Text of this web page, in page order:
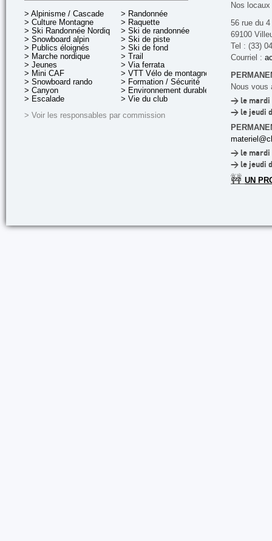
> Alpinisme / Cascade
> Culture Montagne
> Ski Randonnée Nordique
> Snowboard alpin
> Publics éloignés
> Marche nordique
> Jeunes
> Mini CAF
> Snowboard rando
> Canyon
> Escalade
> Randonnée
> Raquette
> Ski de randonnée
> Ski de piste
> Ski de fond
> Trail
> Via ferrata
> VTT Vélo de montagne
> Formation / Sécurité
> Environnement durable
> Vie du club
> Voir les responsables par commission
Nos
56 rue du
69100
Tel : (33)
Courriel :
Nous vous
> le mardi
> le jeudi
> le mardi
> le jeudi
🚧 UN